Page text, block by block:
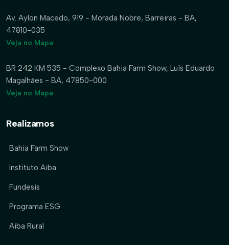
Av. Aylon Macedo, 919 - Morada Nobre, Barreiras - BA,
47810-035
Veja no Mapa
BR 242 KM 535 - Complexo Bahia Farm Show, Luís Eduardo
Magalhães - BA, 47850-000
Veja no Mapa
Realizamos
Bahia Farm Show
Instituto Aiba
Fundesis
Programa ESG
Aiba Rural